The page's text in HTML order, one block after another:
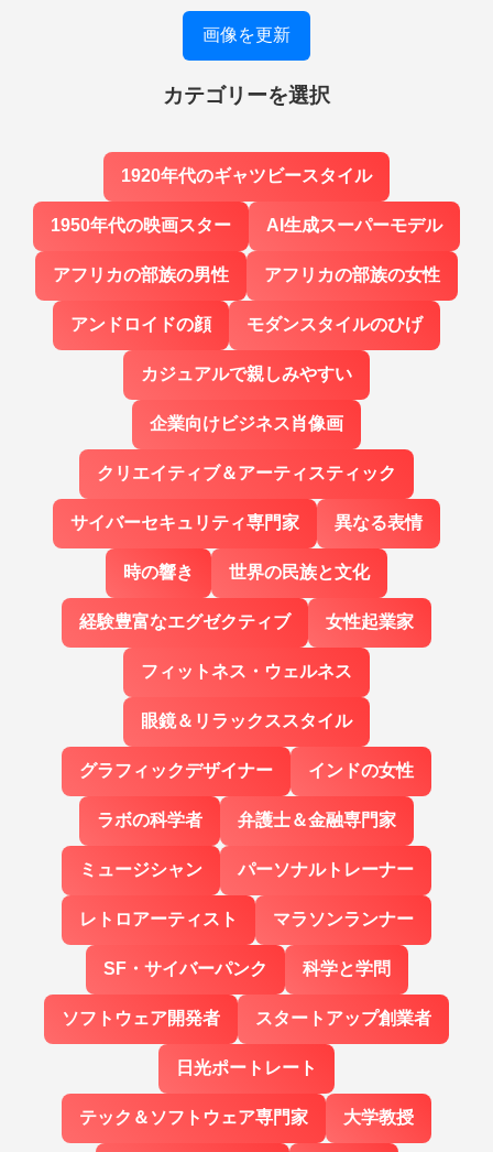
画像を更新
カテゴリーを選択
1920年代のギャツビースタイル
1950年代の映画スター AI生成スーパーモデル
アフリカの部族の男性 アフリカの部族の女性
アンドロイドの顔 モダンスタイルのひげ
カジュアルで親しみやすい
企業向けビジネス肖像画
クリエイティブ＆アーティスティック
サイバーセキュリティ専門家 異なる表情
時の響き 世界の民族と文化
経験豊富なエグゼクティブ 女性起業家
フィットネス・ウェルネス
眼鏡＆リラックススタイル
グラフィックデザイナー インドの女性
ラボの科学者 弁護士＆金融専門家
ミュージシャン パーソナルトレーナー
レトロアーティスト マラソンランナー
SF・サイバーパンク 科学と学問
ソフトウェア開発者 スタートアップ創業者
日光ポートレート
テック＆ソフトウェア専門家 大学教授